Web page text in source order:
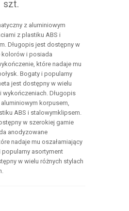
szt.
z aluminiowym
z plastiku ABS i
Długopis jest dostępny w
kolorów i posiada
które nadaje mu
Bogaty i popularny
jest dostępny w wielu
wykończeniach. Długopis
korpusem,
ABS i stalowymklipsem.
w szerokiej gamie
anodyzowane
nadaje mu oszałamiający
popularny asortyment
w wielu różnych stylach